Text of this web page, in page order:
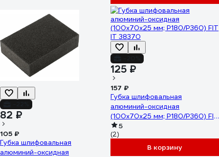
82 ₽
105 ₽
Губка шлифовальная
алюминий-оксидная
125 ₽
157 ₽
Губка шлифовальная
алюминий-оксидная
(100х70х25 мм; Р180/Р360) FIT
IT 38370
5
(2)
В корзину